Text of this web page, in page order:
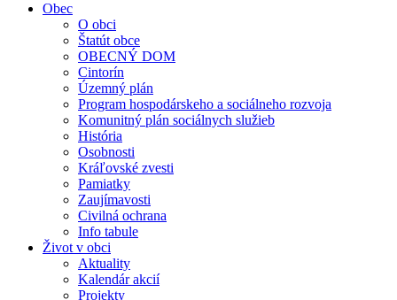
Obec
O obci
Štatút obce
OBECNÝ DOM
Cintorín
Územný plán
Program hospodárskeho a sociálneho rozvoja
Komunitný plán sociálnych služieb
História
Osobnosti
Kráľovské zvesti
Pamiatky
Zaujímavosti
Civilná ochrana
Info tabule
Život v obci
Aktuality
Kalendár akcií
Projekty